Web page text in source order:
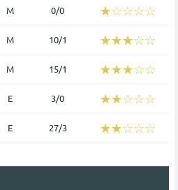
Μ 0/0 ☆☆☆☆☆
★★★★★
Μ 10/1 ☆☆☆☆☆
★★★★★
Μ 15/1 ☆☆☆☆☆
★★★★★
Ε 3/0 ☆☆☆☆☆
★★★★★
Ε 27/3 ☆☆☆☆☆
★★★★★